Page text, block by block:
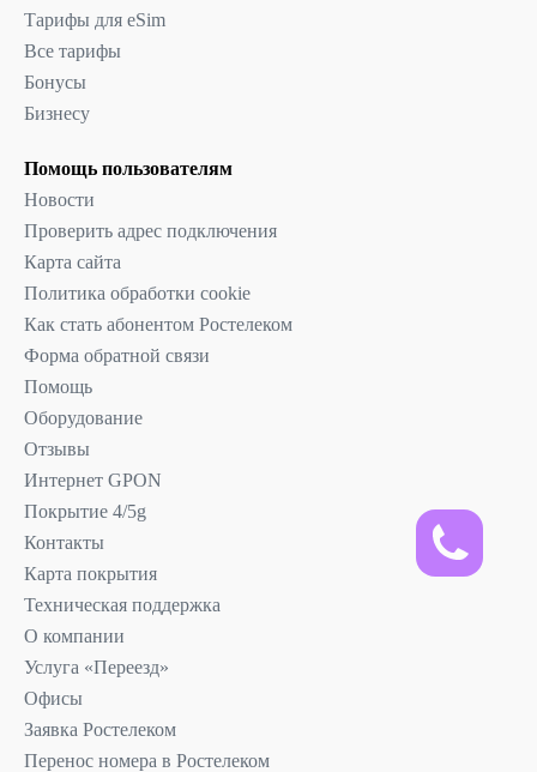
Тарифы для eSim
Все тарифы
Бонусы
Бизнесу
Помощь пользователям
Новости
Проверить адрес подключения
Карта сайта
Политика обработки cookie
Как стать абонентом Ростелеком
Форма обратной связи
Помощь
Оборудование
Отзывы
Интернет GPON
Покрытие 4/5g
Контакты
Карта покрытия
Техническая поддержка
О компании
Услуга «Переезд»
Офисы
Заявка Ростелеком
Перенос номера в Ростелеком